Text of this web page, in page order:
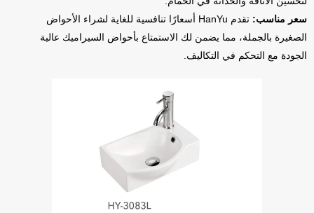
سعر مناسب:
تقدم HanYu أسعارًا تنافسية للغاية لشراء الأحواض
الصغيرة بالجملة، مما يضمن لك الاستمتاع بأحواض السيراميك عالية
الجودة مع التحكم في التكاليف.